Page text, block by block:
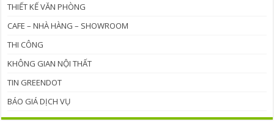
THIẾT KẾ VĂN PHÒNG
CAFE – NHÀ HÀNG – SHOWROOM
THI CÔNG
KHÔNG GIAN NỘI THẤT
TIN GREENDOT
BÁO GIÁ DỊCH VỤ